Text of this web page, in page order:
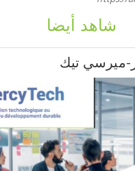
شاهد أيضا
ميرسي تيك